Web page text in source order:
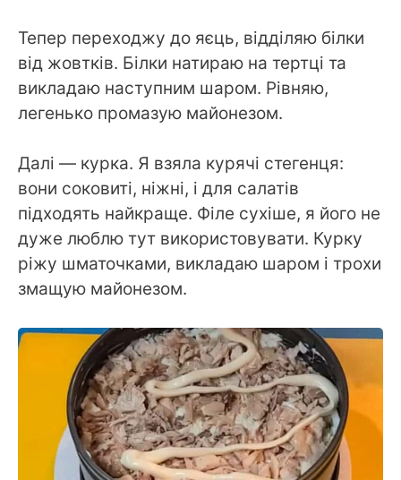
Тепер переходжу до яєць, відділяю білки
від жовтків. Білки натираю на тертці та
викладаю наступним шаром. Рівняю,
легенько промазую майонезом.
Далі — курка. Я взяла курячі стегенця:
вони соковиті, ніжні, і для салатів
підходять найкраще. Філе сухіше, я його не
дуже люблю тут використовувати. Курку
ріжу шматочками, викладаю шаром і трохи
змащую майонезом.